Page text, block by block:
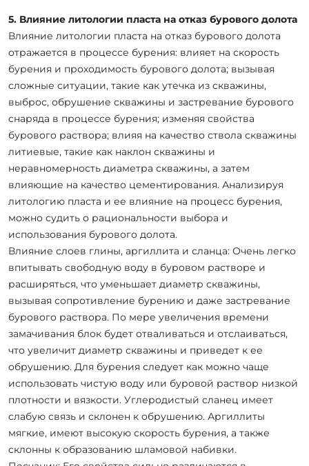
5. Влияние литологии пласта на отказ бурового долота
Влияние литологии пласта на отказ бурового долота
отражается в процессе бурения: влияет на скорость
бурения и проходимость бурового долота; вызывая
сложные ситуации, такие как утечка из скважины,
выброс, обрушение скважины и застревание бурового
снаряда в процессе бурения; изменяя свойства
бурового раствора; влияя на качество ствола скважины
литиевые, такие как наклон скважины и
неравномерность диаметра скважины, а затем
влияющие на качество цементирования. Анализируя
литологию пласта и ее влияние на процесс бурения,
можно судить о рациональности выбора и
использования бурового долота.
Влияние слоев глины, аргиллита и сланца: Очень легко
впитывать свободную воду в буровом растворе и
расширяться, что уменьшает диаметр скважины,
вызывая сопротивление бурению и даже застревание
бурового раствора. По мере увеличения времени
замачивания блок будет отваливаться и отслаиваться,
что увеличит диаметр скважины и приведет к ее
обрушению. Для бурения следует как можно чаще
использовать чистую воду или буровой раствор низкой
плотности и вязкости. Углеродистый сланец имеет
слабую связь и склонен к обрушению. Аргиллиты
мягкие, имеют высокую скорость бурения, а также
склонны к образованию шламовой набивки.